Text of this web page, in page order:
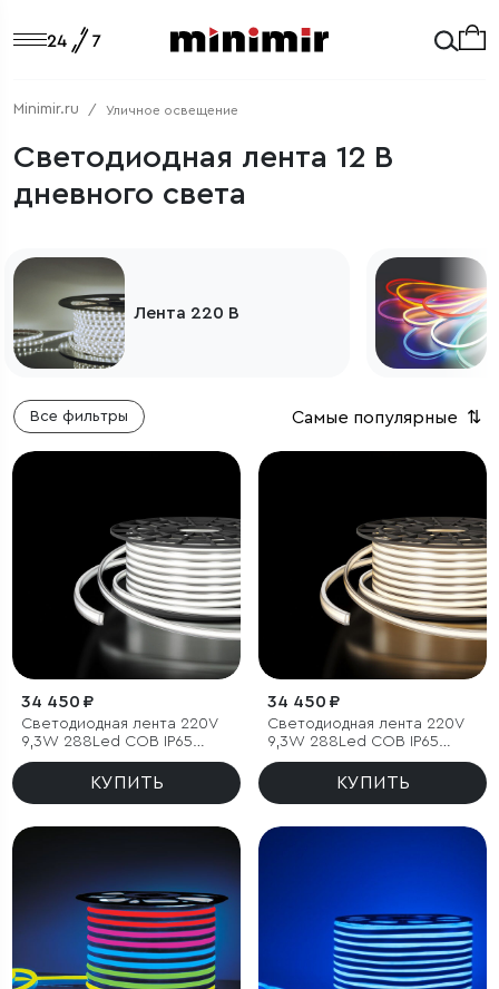
Minimir.ru Уличное освещение
Светодиодная лента 12 В
дневного света
Лента 220 В
Все фильтры Самые популярные ⇅
34 450 ₽
Светодиодная лента 220V
9,3W 288Led COB IP65
6500 холодный белый, 50 м
КУПИТЬ
34 450 ₽
Светодиодная лента 220V
9,3W 288Led COB IP65
4200 дневной белый, 50 м
КУПИТЬ